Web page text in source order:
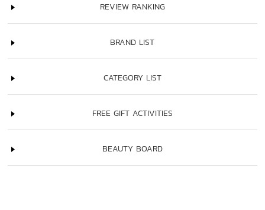
REVIEW RANKING
BRAND LIST
CATEGORY LIST
FREE GIFT ACTIVITIES
BEAUTY BOARD